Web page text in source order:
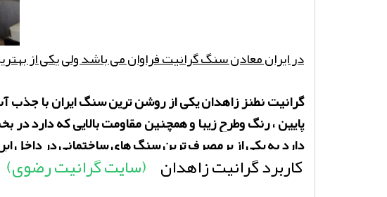
در ایران معادن سنگ گرانیت فراوان می باشد ولی یکی از
گرانیت نطنز زاهدان یکی از روشن ترین سنگ ایران با
پایین ، رنگ وطرح زیبا و همچنین مقاومت بالایی که دارد
دارد به یکی از پرمصرف ترین سنگ های ساختمانی در داخل
کاربرد گرانیت زاهدان (سایت گرانیت رضوی)